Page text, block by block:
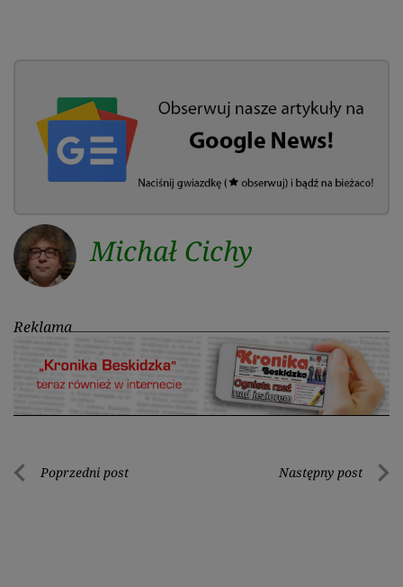
Michał Cichy
Reklama
Nawigacja
Poprzedni post Następny post